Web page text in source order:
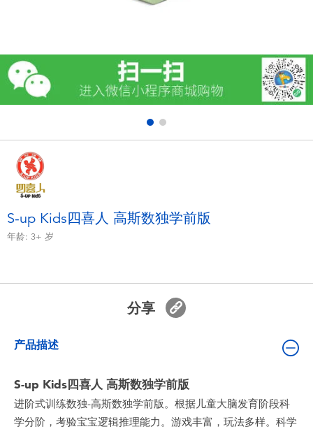
益智学习玩具
户外及运动产品
毛绒公仔玩具
玩具促销
S-up Kids四喜人 高斯数独学前版
年龄: 3+ 岁
分享
产品描述
S-up Kids四喜人 高斯数独学前版
进阶式训练数独-高斯数独学前版。根据儿童大脑发育阶段科
学分阶，考验宝宝逻辑推理能力。游戏丰富，玩法多样。科学